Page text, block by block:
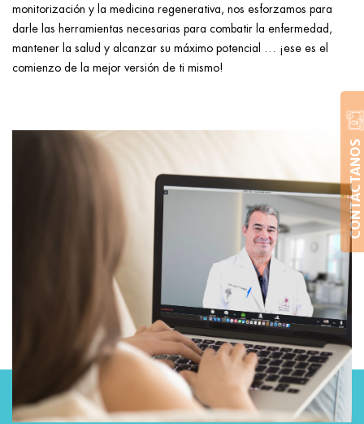
CONTÁCTANOS
monitorización y la medicina regenerativa, nos esforzamos para
darle las herramientas necesarias para combatir la enfermedad,
mantener la salud y alcanzar su máximo potencial … ¡ese es el
comienzo de la mejor versión de ti mismo!